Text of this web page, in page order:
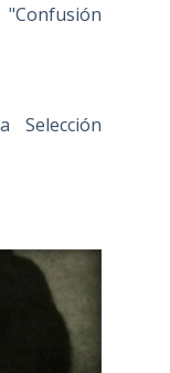
"Confusión